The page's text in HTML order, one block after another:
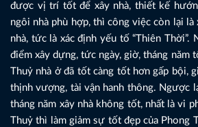
được vị trí tốt để xây nhà, thiết kế
ngôi nhà phù hợp, thì công việc còn lại là
nhà, tức là xác định yếu tố “Thiên Thời”.
điểm xây dựng, tức ngày, giờ, tháng năm
Thuỷ nhà ở đã tốt càng tốt hơn gấp bội,
thịnh vượng, tài vận hanh thông. Ngược
tháng năm xây nhà không tốt, nhất là vi
Thuỷ thì làm giảm sự tốt đẹp của Phong